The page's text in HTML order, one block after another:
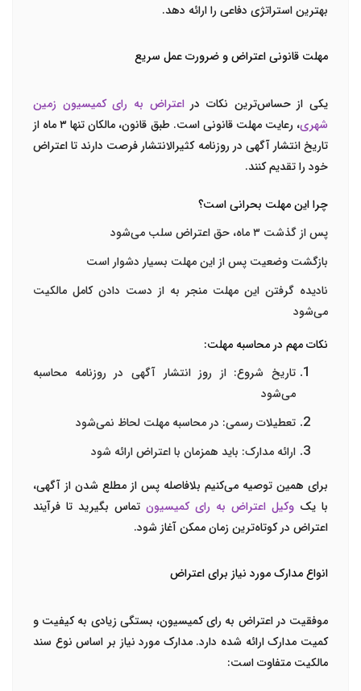
بهترین استراتژی دفاعی را ارائه دهد.
مهلت قانونی اعتراض و ضرورت عمل سریع
یکی از حساس‌ترین نکات در اعتراض به رای کمیسیون زمین
شهری، رعایت مهلت قانونی است. طبق قانون، مالکان تنها۳ ماه
از
تاریخ انتشار آگهی در روزنامه کثیرالانتشار فرصت دارند تا اعتراض
خود را تقدیم کنند.
چرا این مهلت بحرانی است؟
پس از گذشت ۳ ماه، حق اعتراض سلب می‌شود
بازگشت وضعیت پس از این مهلت بسیار دشوار است
نادیده گرفتن این مهلت منجر به از دست دادن کامل مالکیت
می‌شود
نکات مهم در محاسبه مهلت:
تاریخ شروع: از روز انتشار آگهی در روزنامه محاسبه
می‌شود
تعطیلات رسمی: در محاسبه مهلت لحاظ نمی‌شود
ارائه مدارک: باید همزمان با اعتراض ارائه شود
برای همین توصیه می‌کنیم بلافاصله پس از مطلع شدن از آگهی،
با یک وکیل اعتراض به رای کمیسیون تماس بگیرید تا فرآیند
اعتراض در کوتاه‌ترین زمان ممکن آغاز شود.
انواع مدارک مورد نیاز برای اعتراض
موفقیت در اعتراض به رای کمیسیون، بستگی زیادی به کیفیت و
کمیت مدارک ارائه شده دارد. مدارک مورد نیاز بر اساس نوع سند
مالکیت متفاوت است: